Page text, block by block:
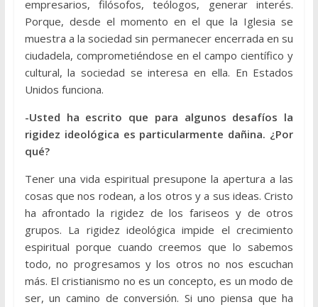
empresarios, filósofos, teólogos, generar interés.
Porque, desde el momento en el que la Iglesia se
muestra a la sociedad sin permanecer encerrada en su
ciudadela, comprometiéndose en el campo científico y
cultural, la sociedad se interesa en ella. En Estados
Unidos funciona.
-Usted ha escrito que para algunos desafíos la
rigidez ideológica es particularmente dañina. ¿Por
qué?
Tener una vida espiritual presupone la apertura a las
cosas que nos rodean, a los otros y a sus ideas. Cristo
ha afrontado la rigidez de los fariseos y de otros
grupos. La rigidez ideológica impide el crecimiento
espiritual porque cuando creemos que lo sabemos
todo, no progresamos y los otros no nos escuchan
más. El cristianismo no es un concepto, es un modo de
ser, un camino de conversión. Si uno piensa que ha